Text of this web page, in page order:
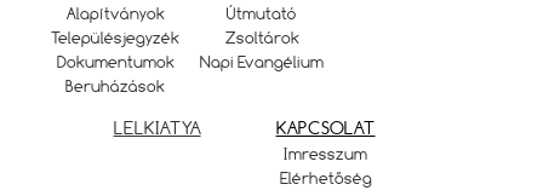
Alapítványok
Településjegyzék
Dokumentumok
Beruházások
Útmutató
Zsoltárok
Napi Evangélium
LELKIATYA KAPCSOLAT
Imresszum
Elérhetőség